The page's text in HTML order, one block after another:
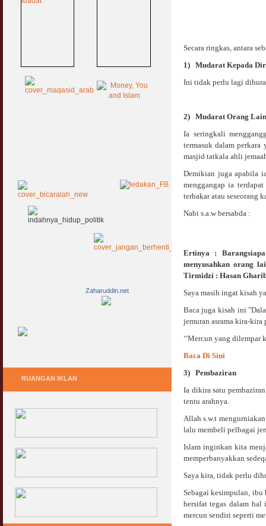
Secara ringkas, antara
1) Mudarat Kepada
Ini tidak perlu lagi
2) Mudarat Orang Lain
Ia seringkali
termasuk dalam
masjid tatkala ahli
Demikian juga apabila
menggangap ia
terbakar atau seseorang
Nabi s.a.w bersabda :
Ertinya :
menyusahkan orang
Tirmidzi : Hasan
Saya masih ingat kisah
Baca juga kisah ini
jemuran asrama kira-
‘‘Mercun yang dilempar
Baca Di Sini
3) Pembaziran
Ia dikira satu
tentu arahnya.
Allah s.w.t
lalu membeli pelbagai
Islam inginkan kita
memperbanyakkan
Saya kira, tidak perlu
Sebagai kesimpulan, ibu
bersifat tegas dalam hal
mercun sendiri seperti
Zaharuddin.net
RUANGAN IKLAN